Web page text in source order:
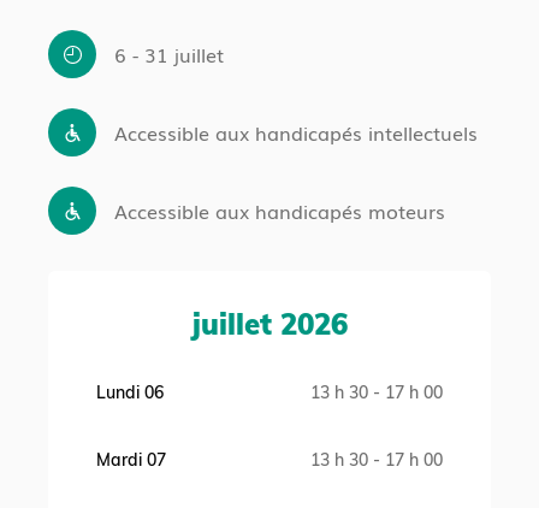
6 - 31 juillet
Accessible aux handicapés intellectuels
Accessible aux handicapés moteurs
juillet 2026
Lundi 06 13 h 30 - 17 h 00
Mardi 07 13 h 30 - 17 h 00